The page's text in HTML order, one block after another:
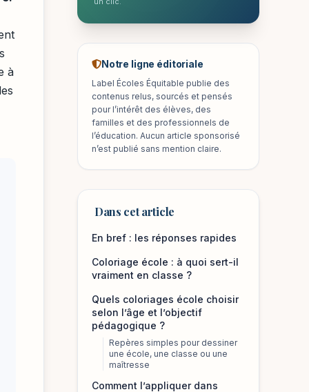
à
Notre ligne éditoriale
Label Écoles Équitable publie des
contenus relus, sourcés et pensés
pour l’intérêt des élèves, des
familles et des professionnels de
l’éducation. Aucun article sponsorisé
n’est publié sans mention claire.
Dans cet article
En bref : les réponses rapides
Coloriage école : à quoi sert-il
vraiment en classe ?
Quels coloriages école choisir
selon l’âge et l’objectif
pédagogique ?
Repères simples pour dessiner
une école, une classe ou une
maîtresse
Comment l’appliquer dans